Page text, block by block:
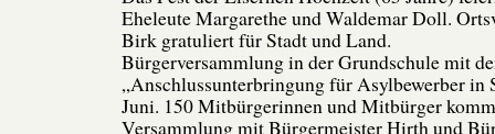
Eheleute Margarethe und Waldemar Doll.
Birk gratuliert für Stadt und Land.
Bürgerversammlung in der Grundschule mit
„Anschlussunterbringung für Asylbewerber in
Juni. 150 Mitbürgerinnen und Mitbürger
Versammlung mit Bürgermeister Hirth und